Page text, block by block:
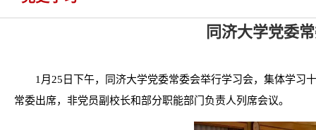
同济大学党委
1月25日下午，同济大学党委常委会举行学习会，集体学习
常委出席，非党员副校长和部分职能部门负责人列席会议。